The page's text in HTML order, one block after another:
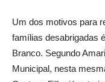
Um dos motivos para
famílias desabrigadas
Branco. Segundo
Municipal, nesta